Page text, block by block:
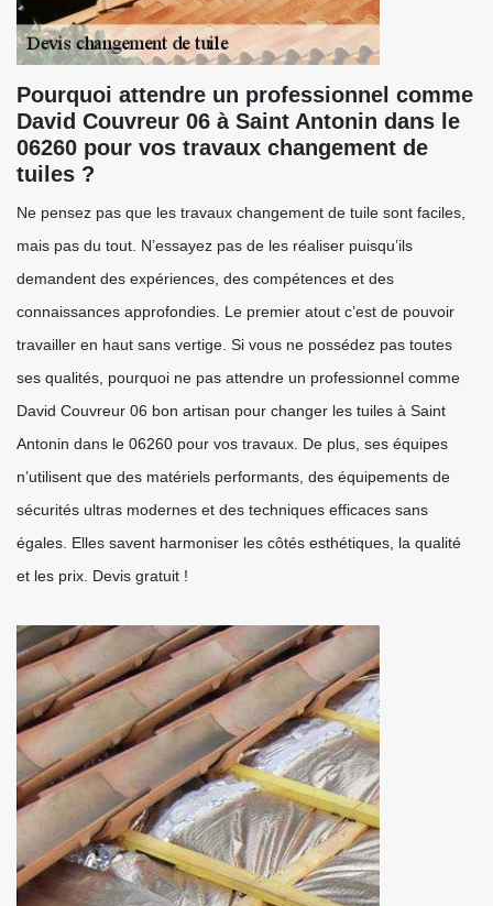
Pourquoi attendre un professionnel comme
David Couvreur 06 à Saint Antonin dans le
06260 pour vos travaux changement de
tuiles ?
Ne pensez pas que les travaux changement de tuile sont faciles,
mais pas du tout. N’essayez pas de les réaliser puisqu’ils
demandent des expériences, des compétences et des
connaissances approfondies. Le premier atout c’est de pouvoir
travailler en haut sans vertige. Si vous ne possédez pas toutes
ses qualités, pourquoi ne pas attendre un professionnel comme
David Couvreur 06 bon artisan pour changer les tuiles à Saint
Antonin dans le 06260 pour vos travaux. De plus, ses équipes
n’utilisent que des matériels performants, des équipements de
sécurités ultras modernes et des techniques efficaces sans
égales. Elles savent harmoniser les côtés esthétiques, la qualité
et les prix. Devis gratuit !